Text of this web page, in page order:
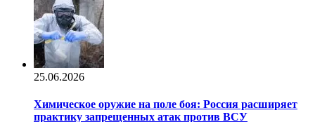
25.06.2026
Химическое оружие на поле боя: Россия расширяет
практику запрещенных атак против ВСУ